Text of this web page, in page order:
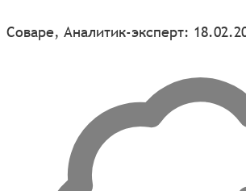
Соваре, Аналитик-эксперт: